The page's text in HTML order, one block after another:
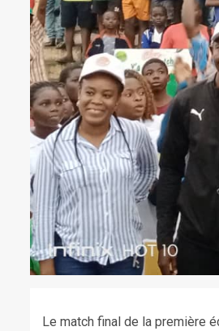
Le match final de la première